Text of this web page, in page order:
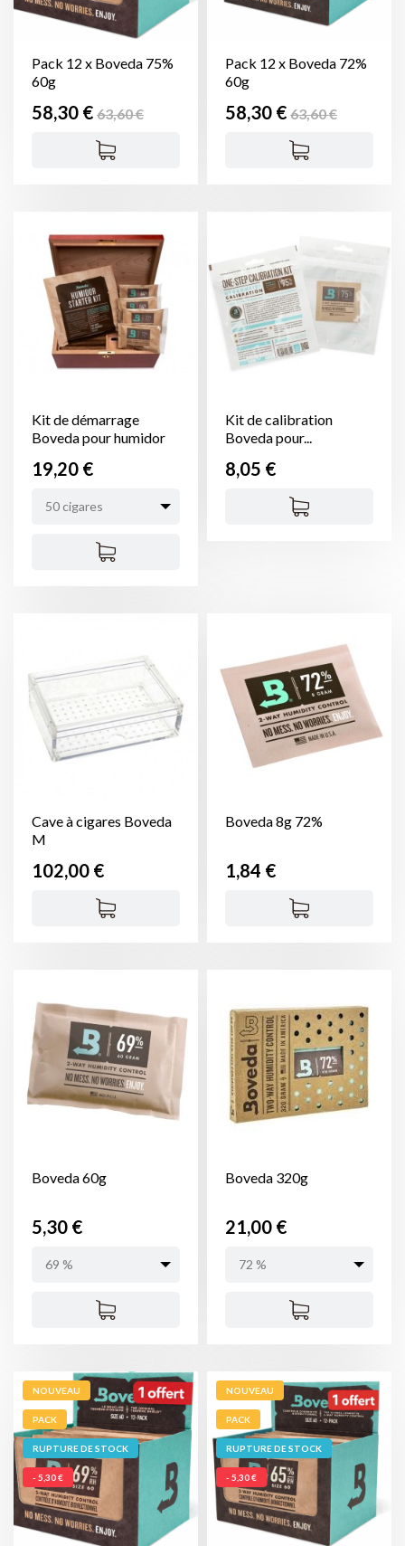
Pack 12 x Boveda 75%
60g
Prix
58,30 €Prix
base
63,60 €
Pack 12 x Boveda 72%
60g
Prix
58,30 €Prix
base
63,60 €
Kit de démarrage
Boveda pour humidor
Prix
19,20 €
50 cigares
Kit de calibration
Boveda pour...
Prix
8,05 €
Cave à cigares Boveda
M
Prix
102,00 €
Boveda 8g 72%
Prix
1,84 €
Boveda 60g
Prix
5,30 €
69 %
Boveda 320g
Prix
21,00 €
72 %
NOUVEAU
PACK
RUPTURE DE STOCK
- 5,30 €
NOUVEAU
PACK
RUPTURE DE STOCK
- 5,30 €